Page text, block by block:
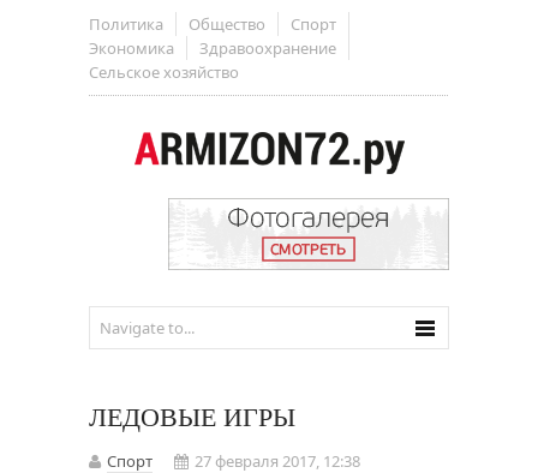
Политика Общество
Спорт
Экономика
Здравоохранение
Сельское хозяйство
ЛЕДОВЫЕ ИГРЫ
Спорт
27 февраля 2017, 12:38